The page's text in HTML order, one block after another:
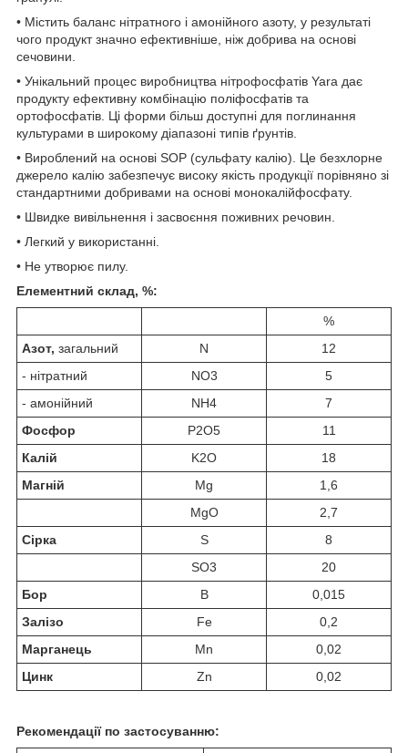
• Містить баланс нітратного і амонійного азоту, у результаті
чого продукт значно ефективніше, ніж добрива на основі
сечовини.
• Унікальний процес виробництва нітрофосфатів Yara дає
продукту ефективну комбінацію поліфосфатів та
ортофосфатів. Ці форми більш доступні для поглинання
культурами в широкому діапазоні типів ґрунтів.
• Вироблений на основі SOP (сульфату калію). Це безхлорне
джерело калію забезпечує високу якість продукції порівняно зі
стандартними добривами на основі монокалійфосфату.
• Швидке вивільнення і засвоєння поживних речовин.
• Легкий у використанні.
• Не утворює пилу.
Елементний склад, %:
%
Азот, загальний N
12
- нітратний
NO3
5
- амонійний
NH4
7
Фосфор
P2O5
11
Калій
K2O
18
Магній
Mg
1,6
MgO
2,7
Сірка
S
8
SO3
20
Бор
B
0,015
Залізо
Fe
0,2
Марганець
Mn
0,02
Цинк
Zn 0,02
Рекомендації по застосуванню: